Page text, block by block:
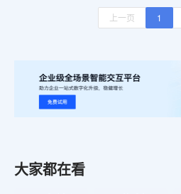
裂”更是增长的瓶颈。他们需要
心，而是一个能打通所有环节、
价值——我们为企业绘制并管理
图”。
上一页 1
大家都在看